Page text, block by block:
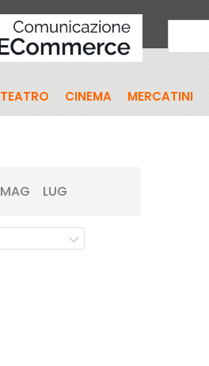
TEATRO CINEMA MERCATINI
MAG LUG